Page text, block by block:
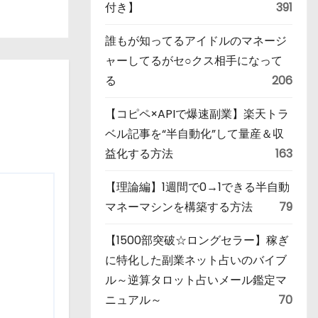
付き】
391
誰もが知ってるアイドルのマネージ
ャーしてるがセ○クス相手になって
る
206
【コピペ×APIで爆速副業】楽天トラ
ベル記事を“半自動化”して量産＆収
益化する方法
163
【理論編】1週間で0→1できる半自動
マネーマシンを構築する方法
79
【1500部突破☆ロングセラー】稼ぎ
に特化した副業ネット占いのバイブ
ル～逆算タロット占いメール鑑定マ
ニュアル～
70